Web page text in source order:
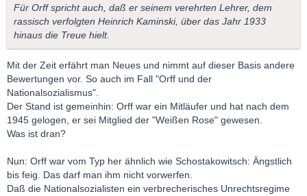
Für Orff spricht auch, daß er seinem verehrten Lehrer, dem
rassisch verfolgten Heinrich Kaminski, über das Jahr 1933
hinaus die Treue hielt.
Mit der Zeit erfährt man Neues und nimmt auf dieser Basis andere
Bewertungen vor. So auch im Fall "Orff und der
Nationalsozialismus".
Der Stand ist gemeinhin: Orff war ein Mitläufer und hat nach dem
1945 gelogen, er sei Mitglied der "Weißen Rose" gewesen.
Was ist dran?
Nun: Orff war vom Typ her ähnlich wie Schostakowitsch: Ängstlich
bis feig. Das darf man ihm nicht vorwerfen.
Daß die Nationalsozialisten ein verbrecherisches Unrechtsregime